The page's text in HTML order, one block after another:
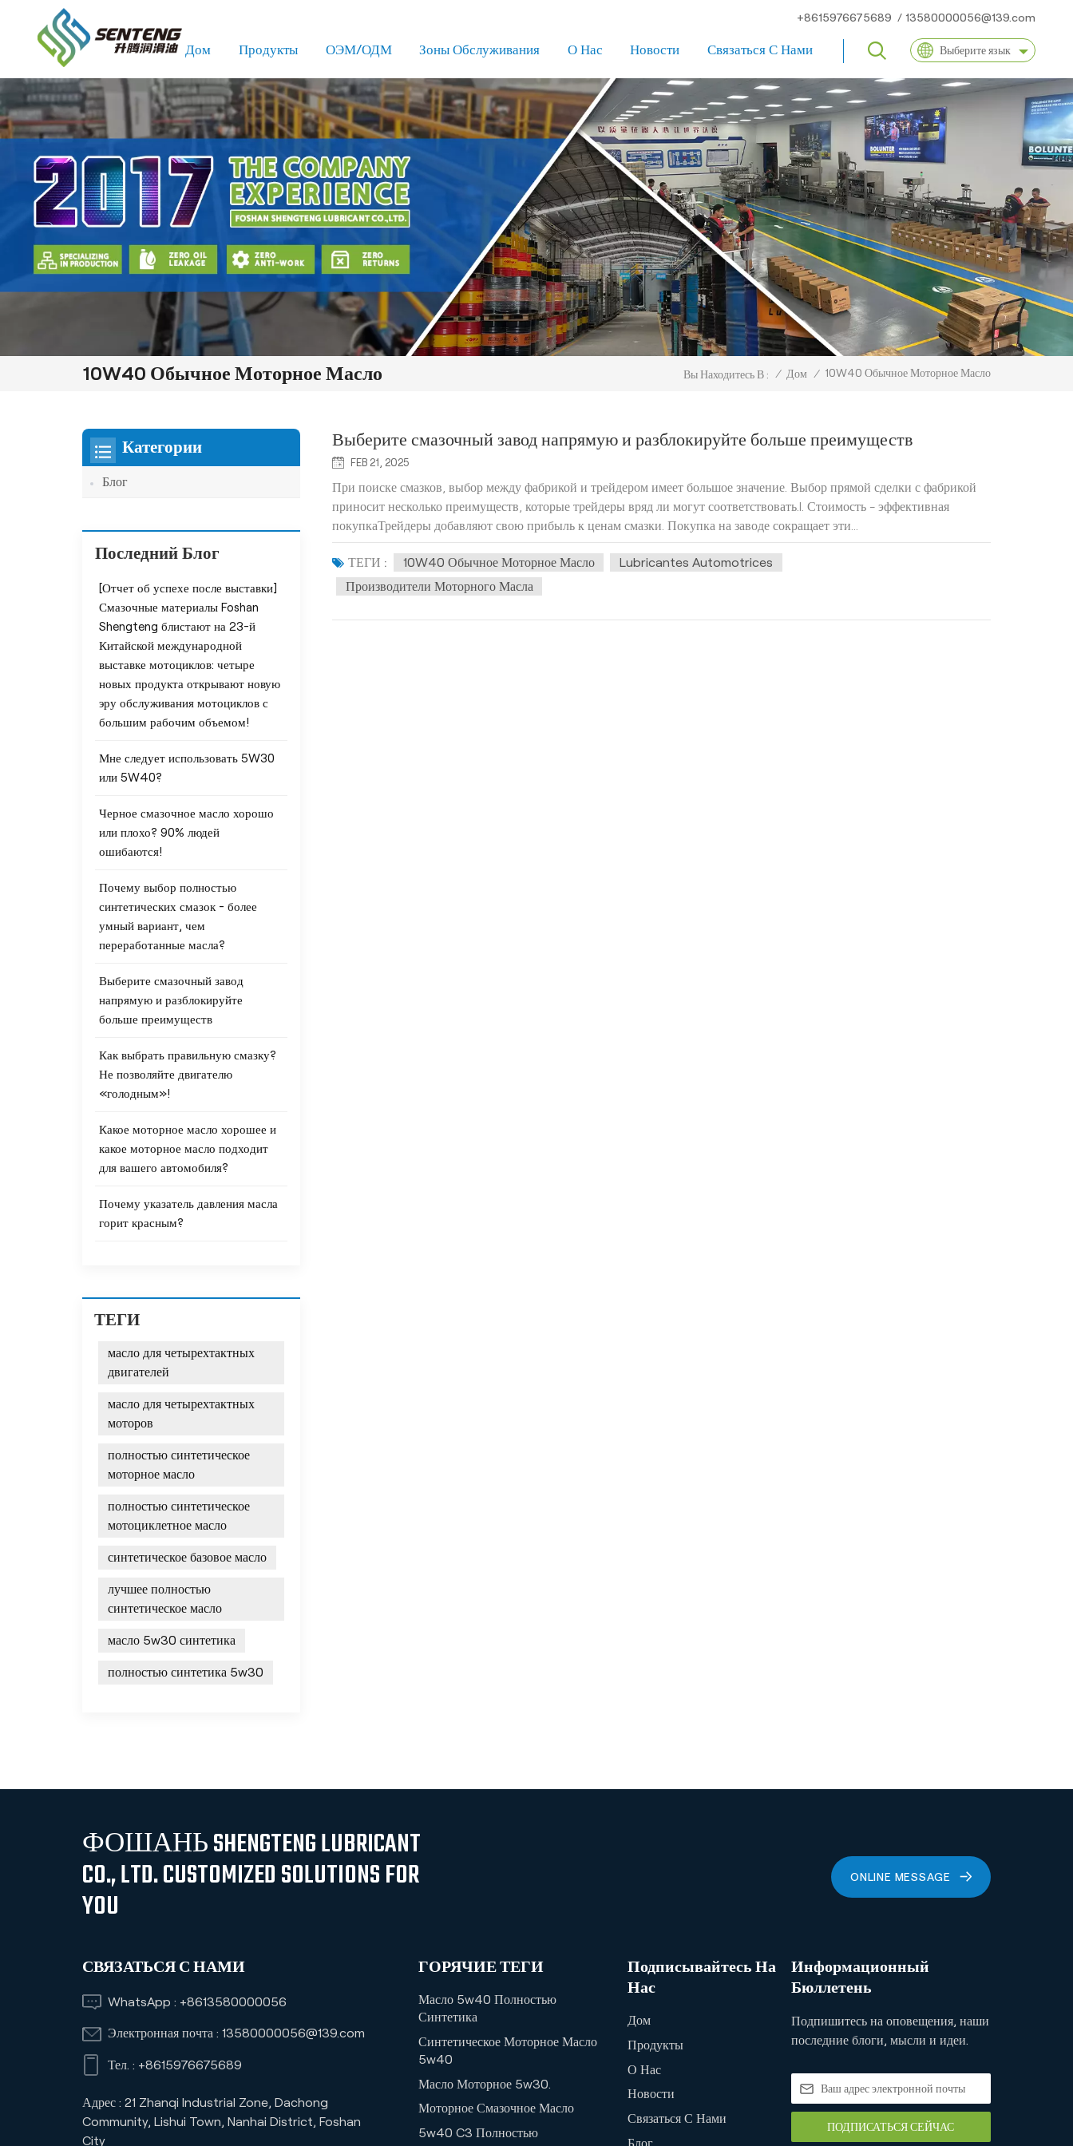
+8615976675689 / 13580000056@139.com
Дом Продукты ОЭМ/ОДМ Зоны Обслуживания О Нас Новости Связаться С Нами Выберите язык
10W40 Обычное Моторное Масло Вы Находитесь В : / Дом / 10W40 Обычное Моторное Масло
Выберите смазочный завод напрямую и разблокируйте больше преимуществ
FEB 21, 2025
При поиске смазков, выбор между фабрикой и трейдером имеет большое значение. Выбор прямой сделки с фабрикой
приносит несколько преимуществ, которые трейдеры вряд ли могут соответствовать.I. Стоимость - эффективная
покупкаТрейдеры добавляют свою прибыль к ценам смазки. Покупка на заводе сокращает эти...
ТЕГИ : 10W40 Обычное Моторное Масло
Lubricantes Automotrices
Производители Моторного Масла
Категории
Блог
Последний Блог
[Отчет об успехе после выставки]
Смазочные материалы Foshan
Shengteng блистают на 23-й
Китайской международной
выставке мотоциклов: четыре
новых продукта открывают новую
эру обслуживания мотоциклов с
большим рабочим объемом!
Мне следует использовать 5W30
или 5W40?
Черное смазочное масло хорошо
или плохо? 90% людей
ошибаются!
Почему выбор полностью
синтетических смазок - более
умный вариант, чем
переработанные масла?
Выберите смазочный завод
напрямую и разблокируйте
больше преимуществ
Как выбрать правильную смазку?
Не позволяйте двигателю
«голодным»!
Какое моторное масло хорошее и
какое моторное масло подходит
для вашего автомобиля?
Почему указатель давления масла
горит красным?
ТЕГИ
масло для четырехтактных
двигателей
масло для четырехтактных
моторов
полностью синтетическое
моторное масло
полностью синтетическое
мотоциклетное масло
синтетическое базовое масло
лучшее полностью
синтетическое масло
масло 5w30 синтетика
полностью синтетика 5w30
ФОШАНЬ SHENGTENG LUBRICANT
CO., LTD. CUSTOMIZED SOLUTIONS FOR
YOU
ONLINE MESSAGE
СВЯЗАТЬСЯ С НАМИ
WhatsApp : +8613580000056
Электронная почта :13580000056@139.com
Тел. : +8615976675689
Адрес : 21 Zhanqi Industrial Zone, Dachong
Community, Lishui Town, Nanhai District, Foshan
City
ГОРЯЧИЕ ТЕГИ
Масло 5w40 Полностью
Синтетика
Синтетическое Моторное Масло
5w40
Масло Моторное 5w30.
Моторное Смазочное Масло
5w40 C3 Полностью
Подписывайтесь На
Нас
Дом
Продукты
О Нас
Новости
Связаться С Нами
Блог
Информационный
Бюллетень
Подпишитесь на оповещения, наши
последние блоги, мысли и идеи.
ПОДПИСАТЬСЯ СЕЙЧАС